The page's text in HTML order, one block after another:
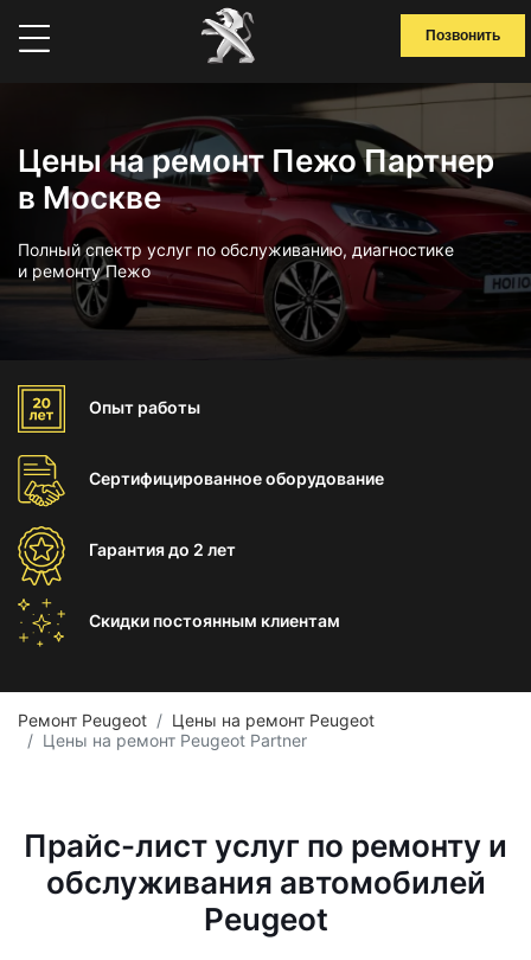
Позвонить
Цены на ремонт Пежо Партнер
в Москве
Полный спектр услуг по обслуживанию, диагностике
и ремонту Пежо
Опыт работы
Сертифицированноеоборудование
Гарантиядо 2 лет
Скидки постоянным клиентам
Ремонт Peugeot
Цены на ремонт Peugeot
Цены на ремонт Peugeot Partner
Прайс-лист услуг по ремонту и
обслуживания автомобилей
Peugeot